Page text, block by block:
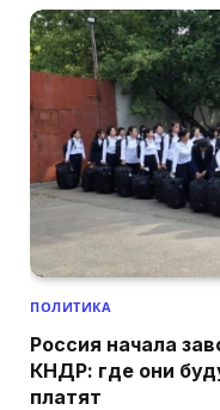
ПОЛИТИКА
Россия начала
КНДР: где они
платят